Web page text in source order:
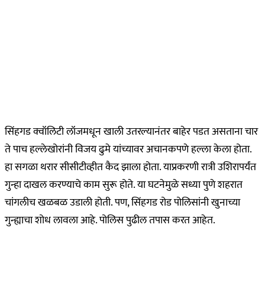
सिंहगड क्वॉलिटी लॉजमधून खाली उतरल्यानंतर बाहेर पडत असताना चार
ते पाच हल्लेखोरांनी विजय ढुमे यांच्यावर अचानकपणे हल्ला केला होता.
हा सगळा थरार सीसीटीव्हीत कैद झाला होता. याप्रकरणी रात्री उशिरापर्यंत
गुन्हा दाखल करण्याचे काम सुरू होते. या घटनेमुळे सध्या पुणे शहरात
चांगलीच खळबळ उडाली होती. पण, सिंहगड रोड पोलिसांनी खुनाच्या
गुन्ह्याचा शोध लावला आहे. पोलिस पुढील तपास करत आहेत.